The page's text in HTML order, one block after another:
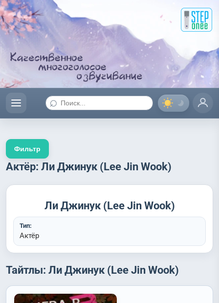
⌕
Актёр: Ли Джинук (Lee Jin Wook)
Ли Джинук (Lee Jin Wook)
Тип:
Актёр
Тайтлы: Ли Джинук (Lee Jin Wook)
Фильтр